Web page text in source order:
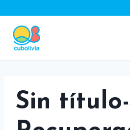
contenido
Sin